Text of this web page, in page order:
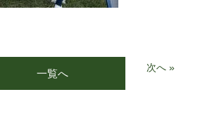
一覧へ 次へ »